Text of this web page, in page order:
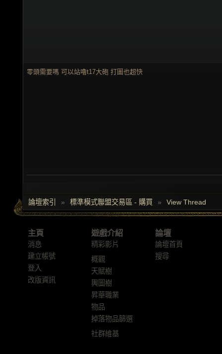
零頭需要嗎 可以站嚕t17大砲 打圖也超快
論壇索引 » 標準模式聯盟交易區 - 購買 » View Thread
主頁
消息
建立帳號
登入
改版資訊
遊戲介紹
精彩影片
概觀
天賦樹
輿圖樹
昇華職業
物品
掉落物品篩選
社群維基
論壇
論壇首頁
搜尋